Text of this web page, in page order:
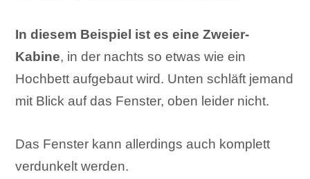
In diesem Beispiel ist es eine Zweier-
Kabine, in der nachts so etwas wie ein
Hochbett aufgebaut wird. Unten schläft jemand
mit Blick auf das Fenster, oben leider nicht.
Das Fenster kann allerdings auch komplett
verdunkelt werden.